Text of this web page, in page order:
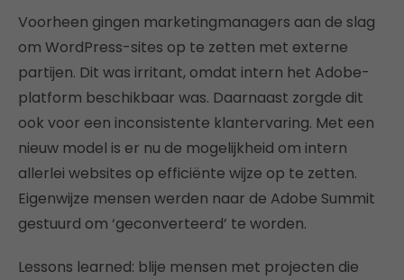
Voorheen gingen marketingmanagers aan de slag
om WordPress-sites op te zetten met externe
partijen. Dit was irritant, omdat intern het Adobe-
platform beschikbaar was. Daarnaast zorgde dit
ook voor een inconsistente klantervaring. Met een
nieuw model is er nu de mogelijkheid om intern
allerlei websites op efficiënte wijze op te zetten.
Eigenwijze mensen werden naar de Adobe Summit
gestuurd om ‘geconverteerd’ te worden.
Lessons learned: blije mensen met projecten die